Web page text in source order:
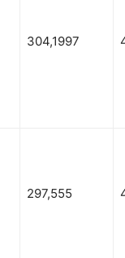
304,1997
297,555